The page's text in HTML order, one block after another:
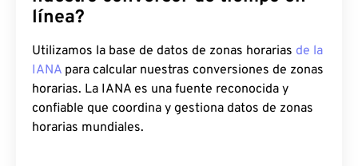
línea?
Utilizamos la base de datos de zonas horarias de la
IANA para calcular nuestras conversiones de zonas
horarias. La IANA es una fuente reconocida y
confiable que coordina y gestiona datos de zonas
horarias mundiales.